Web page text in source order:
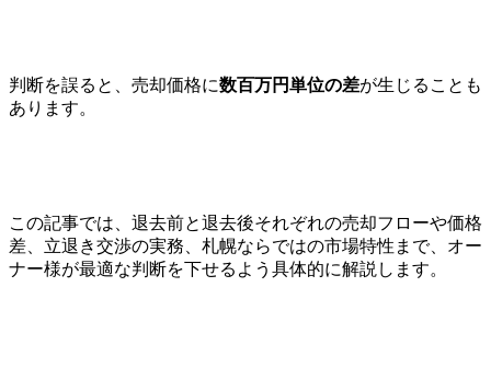
判断を誤ると、売却価格に数百万円単位の差が生じることも
あります。
この記事では、退去前と退去後それぞれの売却フローや価格
差、立退き交渉の実務、札幌ならではの市場特性まで、オー
ナー様が最適な判断を下せるよう具体的に解説します。